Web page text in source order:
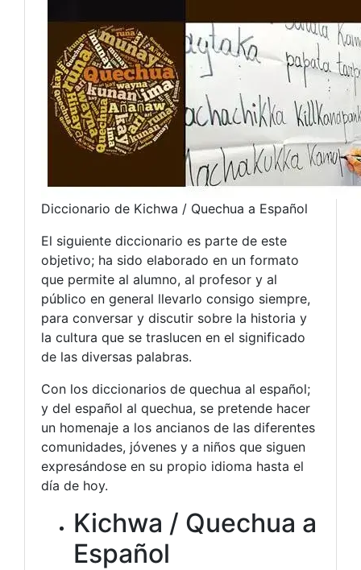
Diccionario de Kichwa / Quechua a Español
El siguiente diccionario es parte de este
objetivo; ha sido elaborado en un formato
que permite al alumno, al profesor y al
público en general llevarlo consigo siempre,
para conversar y discutir sobre la historia y
la cultura que se traslucen en el significado
de las diversas palabras.
Con los diccionarios de quechua al español;
y del español al quechua, se pretende hacer
un homenaje a los ancianos de las diferentes
comunidades, jóvenes y a niños que siguen
expresándose en su propio idioma hasta el
día de hoy.
Kichwa / Quechua a
Español